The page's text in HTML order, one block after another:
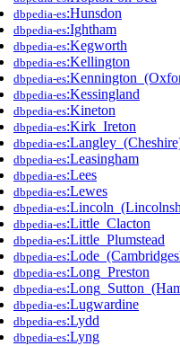
dbpedia-es:Hunsdon
dbpedia-es:Ightham
dbpedia-es:Kegworth
dbpedia-es:Kellington
dbpedia-es
dbpedia-es:Kessingland
dbpedia-es:Kineton
dbpedia-es:Kirk_Ireton
dbpedia-es
dbpedia-es:Leasingham
dbpedia-es:Lees
dbpedia-es:Lewes
dbpedia-es
dbpedia-es:Little_Clacton
dbpedia-es:Little_Plumstead
dbpedia-es
dbpedia-es:Long_Preston
dbpedia-es
dbpedia-es:Lugwardine
dbpedia-es:Lydd
dbpedia-es:Lyng